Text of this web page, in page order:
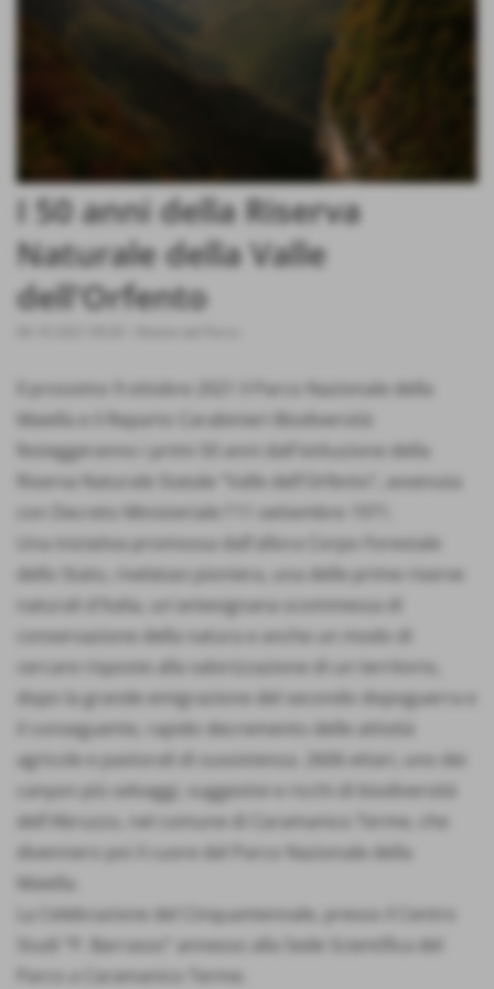
I 50 anni della Riserva
Naturale della Valle
dell'Orfento
Il prossimo 9 ottobre 2021 il Parco Nazionale della
Maiella e il Reparto Carabinieri Biodiversità
festeggeranno i primi 50 anni dall'istituzione della
Riserva Naturale Statale “Valle dell'Orfento”, avvenuta
con Decreto Ministeriale l'11 settembre 1971.
Una iniziativa promossa dall'allora Corpo Forestale
dello Stato, rivelatasi pioniera, una delle prime riserve
naturali d'Italia, un'antesignana scommessa di
conservazione della natura e anche un modo di
cercare risposte alla valorizzazione di un territorio,
dopo la grande emigrazione del secondo dopoguerra e
il conseguente, rapido decremento delle attività
agricole e pastorali di sussistenza. 2606 ettari, uno dei
canyon più selvaggi, suggestivi e ricchi di biodiversità
dell'Abruzzo, nel comune di Caramanico Terme, che
divennero poi il cuore del Parco Nazionale della
Maiella.
La Celebrazione del Cinquantennale, presso il Centro
Studi “P. Barrasso” annesso alla Sede Scientifica del
Parco a Caramanico Terme.